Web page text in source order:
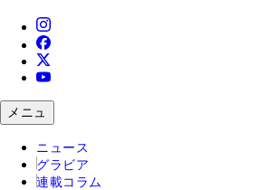
メニュ
ニュース
グラビア
連載コラム